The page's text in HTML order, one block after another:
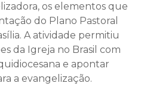
os elementos que
do Plano Pastoral
A atividade permitiu
da Igreja no Brasil com
e apontar
a evangelização.